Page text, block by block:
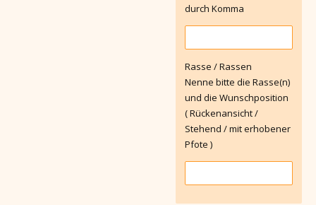
durch Komma
Rasse / Rassen
Nenne bitte die Rasse(n)
und die Wunschposition
( Rückenansicht /
Stehend / mit erhobener
Pfote )